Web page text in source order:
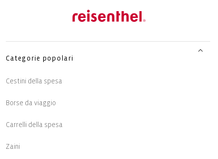
Categorie popolari
Cestini della spesa
Borse da viaggio
Carrelli della spesa
Zaini